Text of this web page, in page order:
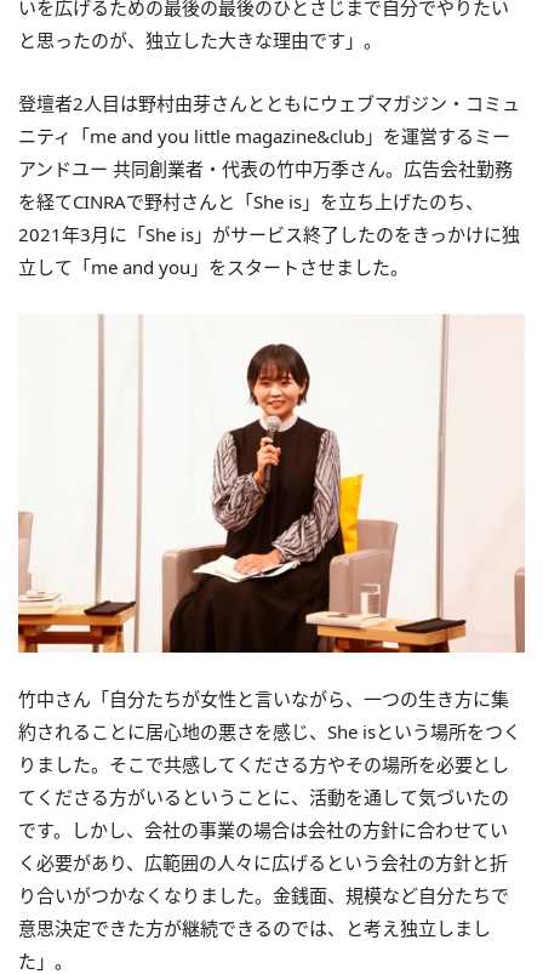
いを広げるための最後の最後のひとさじまで自分でやりたい
と思ったのが、独立した大きな理由です」。
登壇者2人目は野村由芽さんとともにウェブマガジン・コミュ
ニティ「me and you little magazine&club」を運営するミー
アンドユー 共同創業者・代表の竹中万季さん。広告会社勤務
を経てCINRAで野村さんと「She is」を立ち上げたのち、
2021年3月に「She is」がサービス終了したのをきっかけに独
立して「me and you」をスタートさせました。
竹中さん「自分たちが女性と言いながら、一つの生き方に集
約されることに居心地の悪さを感じ、She isという場所をつく
りました。そこで共感してくださる方やその場所を必要とし
てくださる方がいるということに、活動を通して気づいたの
です。しかし、会社の事業の場合は会社の方針に合わせてい
く必要があり、広範囲の人々に広げるという会社の方針と折
り合いがつかなくなりました。金銭面、規模など自分たちで
意思決定できた方が継続できるのでは、と考え独立しまし
た」。